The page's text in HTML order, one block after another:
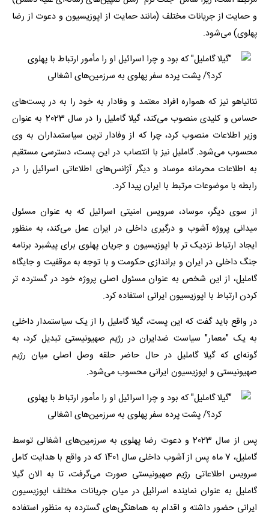
و حمایت از جریانات مختلف (مانند حمایت از اپوزیسیون و دعوت از رضا
پهلوی) می‌شود.
نتانیاهو نیز که همواره افراد معتمد و وفادار به خود را به در پست‌های
حساس و کلیدی منصوب می‌کند، گیلا گاملیل را در سال 2023 به عنوان
وزیر اطلاعات منصوب کرد، چرا که از وفادار ترین سیاستمداران به وی
محسوب می‌شود. گاملیل نیز با انتصاب در این پست، دسترسی مستقیم
به اطلاعات محرمانه موساد و دیگر آژانس‌های اطلاعاتی اسرائیل را در
رابطه با موضوعات مرتبط با ایران پیدا کرد.
از سوی دیگر، موساد، سرویس امنیتی اسرائیل که به عنوان مسئول
میدانی پروژه آشوب و درگیری داخلی در ایران عمل می‌کند، به منظور
ایجاد ارتباط نزدیک تر با اپوزیسیون و جریان پهلوی برای پیشبرد برنامه
جنگ داخلی در ایران و براندازی حکومت و با توجه به موقفیت و جایگاه
گاملیل، از این شخص به عنوان مسئول اصلی پروژه خود در گسترده تر
کردن ارتباط با اپوزیسیون ایرانی استفاده کرد.
در واقع باید گفت که این پست، گیلا گاملیل را از یک سیاستمدار داخلی
به یک "معمار" سیاست ضدایران در رژیم صهیونیستی تبدیل کرد، به
گونه‌ای که گیلا گاملیل در حال حاضر حلقه وصل اصلی میان رژیم
صهیونیستی و اپوزیسیون ایرانی محسوب می‌شود.
پس از سال 2023 و دعوت رضا پهلوی به سرزمین‌های اشغالی توسط
گاملیل، 7 ماه پس از آشوب‌ داخلی سال 1401 که در واقع با هدایت کامل
سرویس اطلاعاتی رژیم صهیونیستی صورت می‌گرفت، تا به الان گیلا
گاملیل به عنوان نماینده اسرائیل در میان جریانات مختلف اپوزیسیون
ایرانی حضور داشته و اقدام به هماهنگی‌های گسترده به منظور استفاده